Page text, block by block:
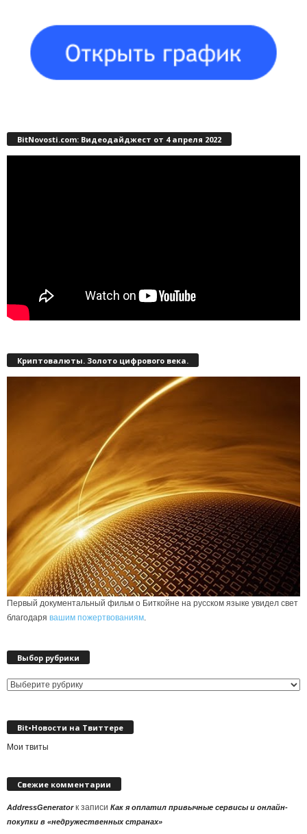
BitNovosti.com: Видеодайджест от 4 апреля 2022
Криптовалюты. Золото цифрового века.
Первый документальный фильм о Биткойне на русском языке увидел свет
благодаря вашим пожертвованиям
Выбор рубрики
Выбор
Bit•Новости на Твиттере
Мои твиты
Свежие комментарии
AddressGeneratorк записи Как я оплатил привычные сервисы и онлайн-
покупки в «недружественных странах»